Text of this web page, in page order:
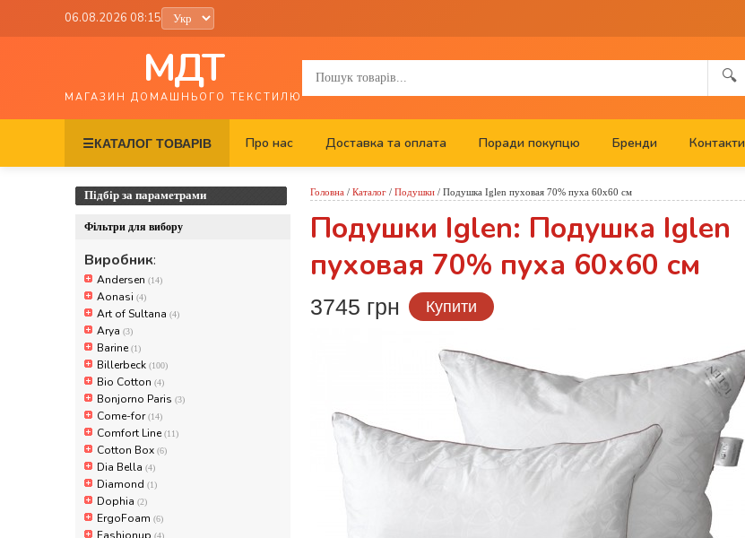
06.08.2026 08:15
МДТ
МАГАЗИН ДОМАШНЬОГО ТЕКСТИЛЮ
🔍
☰КАТАЛОГ ТОВАРІВ Про нас Доставка та оплата Поради покупцю Бренди Контакти
Підбір за параметрами
Фільтри для вибору
Виробник:
Andersen (14)
Aonasi (4)
Art of Sultana (4)
Arya (3)
Barine(1)
Billerbeck (100)
Bio Cotton (4)
Bonjorno Paris (3)
Come-for(14)
Comfort Line(11)
Cotton Box (6)
Dia Bella (4)
Diamond (1)
Dophia (2)
ErgoFoam (6)
(4)
Головна / Каталог / Подушки / Подушка Iglen пуховая 70% пуха 60х60 см
Подушки Iglen: Подушка Iglen
пуховая 70% пуха 60х60 см
3745 грн Купити